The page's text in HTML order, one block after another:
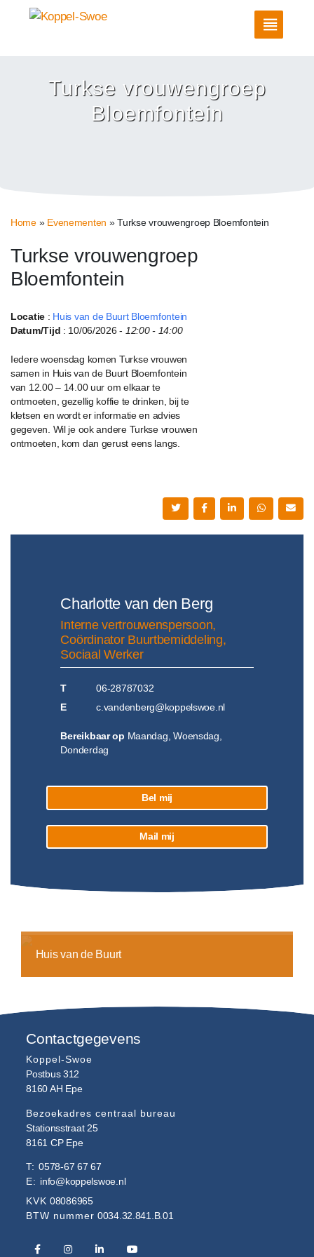
Turkse vrouwengroep
Bloemfontein
Home» Evenementen »Turkse vrouwengroep Bloemfontein
Turkse vrouwengroep
Bloemfontein
Locatie : Huis van de Buurt Bloemfontein
Datum/Tijd : 10/06/2026 - 12:00 - 14:00
Iedere woensdag komen Turkse vrouwen
samen in Huis van de Buurt Bloemfontein
van 12.00 – 14.00 uur om elkaar te
ontmoeten, gezellig koffie te drinken, bij te
kletsen en wordt er informatie en advies
gegeven. Wil je ook andere Turkse vrouwen
ontmoeten, kom dan gerust eens langs.
Charlotte van den Berg
Interne vertrouwenspersoon,
Coördinator Buurtbemiddeling,
Sociaal Werker
T
06-28787032
E
c.vandenberg@koppelswoe.nl
Bereikbaar op Maandag, Woensdag,
Donderdag
Bel mij
Mail mij
Huis van de Buurt
Contactgegevens
Koppel-Swoe
Postbus 312
8160 AH Epe
Bezoekadres centraal bureau
Stationsstraat 25
8161 CP Epe
T:0578-67 67 67
E: info@koppelswoe.nl
KVK 08086965
BTW nummer 0034.32.841.B.01